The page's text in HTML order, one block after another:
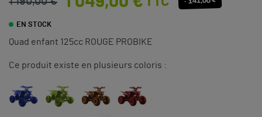
EN STOCK
Quad enfant 125cc ROUGE PROBIKE
Ce produit existe en plusieurs coloris :